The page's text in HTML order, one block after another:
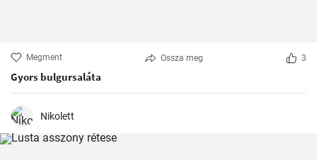
Megment Ossza meg 3
Gyors bulgursaláta
Nikolett